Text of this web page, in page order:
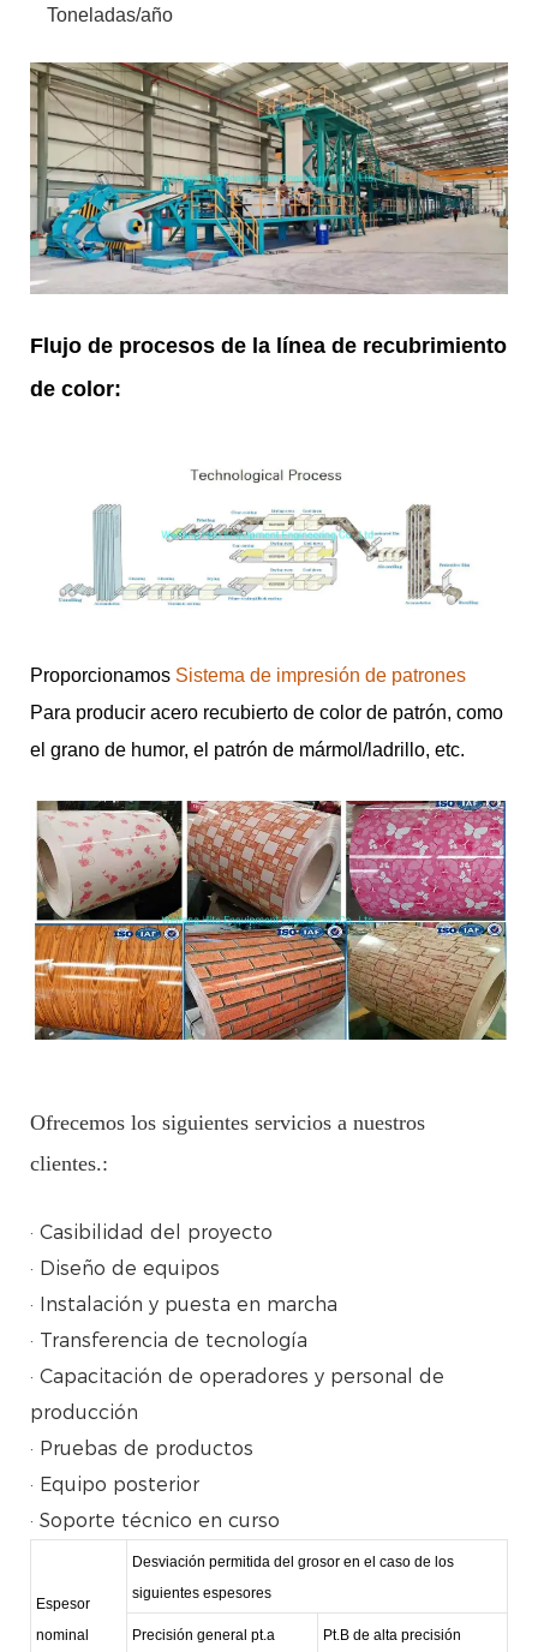
Toneladas/año
Flujo de procesos de la línea de recubrimiento
de color:
Proporcionamos Sistema de impresión de patrones
Para producir acero recubierto de color de patrón, como
el grano de humor, el patrón de mármol/ladrillo, etc.
Ofrecemos los siguientes servicios a nuestros
clientes.:
· Casibilidad del proyecto
· Diseño de equipos
· Instalación y puesta en marcha
· Transferencia de tecnología
· Capacitación de operadores y personal de
producción
· Pruebas de productos
· Equipo posterior
· Soporte técnico en curso
Espesor
nominal
Desviación permitida del grosor en el caso de los
siguientes espesores
Precisión general pt.a Pt.B de alta precisión